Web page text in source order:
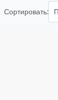
Сортировать: